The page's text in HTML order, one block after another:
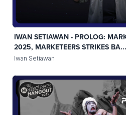
IWAN SETIAWAN - PROLOG:
2025, MARKETEERS STRIKES BA...
Iwan Setiawan